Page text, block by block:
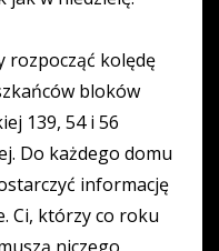
rozpocząć kolędę
bloków
139, 54 i 56
Do każdego domu
informację
Ci, którzy co roku